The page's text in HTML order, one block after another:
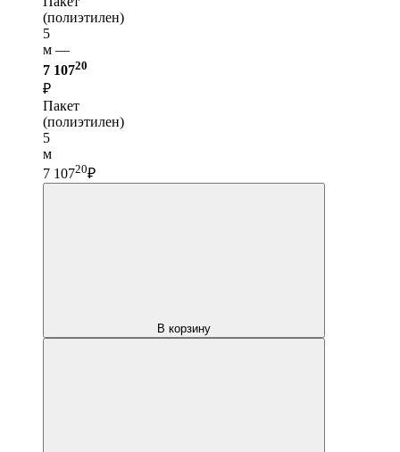
(полиэтилен)
5
м —
7 10720
₽
Пакет
(полиэтилен)
5
м
7 10720₽
В корзину